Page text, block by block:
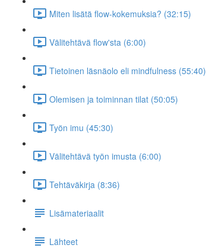
Miten lisätä flow-kokemuksia? (32:15)
Välitehtävä flow'sta (6:00)
Tietoinen läsnäolo eli mindfulness (55:40)
Olemisen ja toiminnan tilat (50:05)
Työn imu (45:30)
Välitehtävä työn imusta (6:00)
Tehtäväkirja (8:36)
Lisämateriaalit
Lähteet